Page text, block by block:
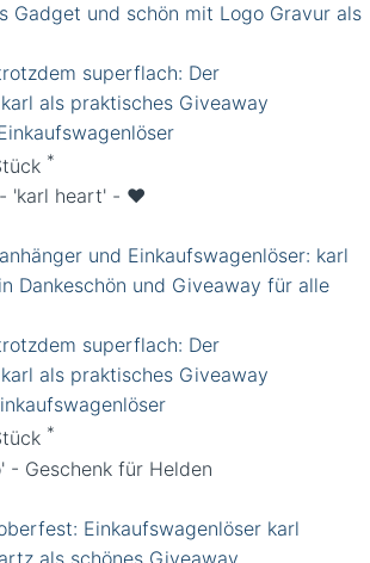
*
'karl heart' - ♥️
*
- Geschenk für Helden